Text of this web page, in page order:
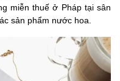
miễn thuế ở Pháp tại sân
sản phẩm nước hoa.